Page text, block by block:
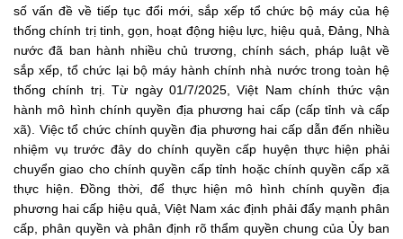
số vấn đề về tiếp tục đổi mới, sắp xếp tổ chức bộ máy của hệ
thống chính trị tinh, gọn, hoạt động hiệu lực, hiệu quả, Đảng, Nhà
nước đã ban hành nhiều chủ trương, chính sách, pháp luật về
sắp xếp, tổ chức lại bộ máy hành chính nhà nước trong toàn hệ
thống chính trị. Từ ngày 01/7/2025, Việt Nam chính thức vận
hành mô hình chính quyền địa phương hai cấp (cấp tỉnh và cấp
xã). Việc tổ chức chính quyền địa phương hai cấp dẫn đến nhiều
nhiệm vụ trước đây do chính quyền cấp huyện thực hiện phải
chuyển giao cho chính quyền cấp tỉnh hoặc chính quyền cấp xã
thực hiện. Đồng thời, để thực hiện mô hình chính quyền địa
phương hai cấp hiệu quả, Việt Nam xác định phải đẩy mạnh phân
cấp, phân quyền và phân định rõ thẩm quyền chung của Ủy ban